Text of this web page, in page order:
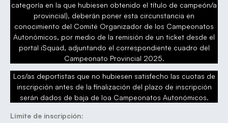
categoría en la que hubiesen obtenido el título de campeón/a
provincial), deberán poner esta circunstancia en
conocimiento del Comité Organizador de los Campeonatos
Autonómicos, por medio de la remisión de un ticket desde el
portal iSquad, adjuntando el correspondiente cuadro del
Campeonato Provincial 2025.
Los/as deportistas que no hubiesen satisfecho las cuotas de
inscripción antes de la finalización del plazo de inscripción
serán dados de baja de loa Campeonatos Autonómicos.
Límite de inscripción: